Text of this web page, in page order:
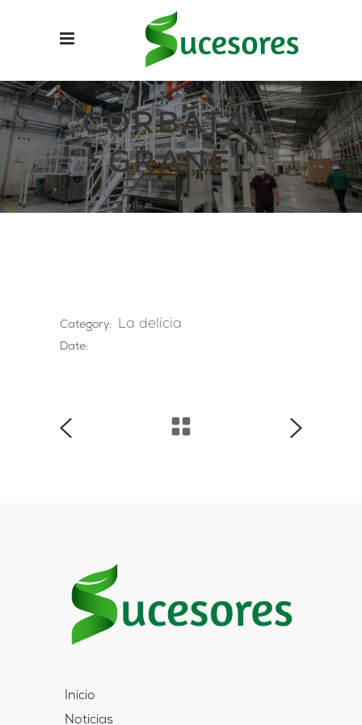
CORBATA –
GRANEL
Category: La delicia
Date:
Inicio
Noticias